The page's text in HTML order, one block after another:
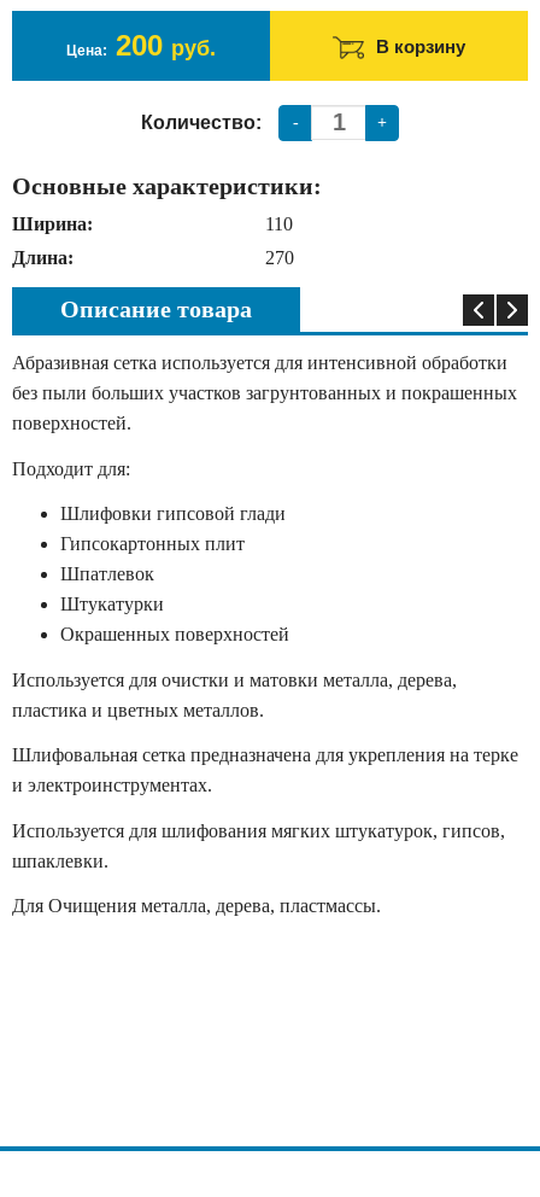
Цена: 200 руб. В корзину
Количество: - +
Основные характеристики:
Ширина:
110
Длина:
270
Описание товара
Абразивная сетка используется для интенсивной обработки
без пыли больших участков загрунтованных и покрашенных
поверхностей.
Подходит для:
Шлифовки гипсовой глади
Гипсокартонных плит
Шпатлевок
Штукатурки
Окрашенных поверхностей
Используется для очистки и матовки металла, дерева,
пластика и цветных металлов.
Шлифовальная сетка предназначена для укрепления на терке
и электроинструментах.
Используется для шлифования мягких штукатурок, гипсов,
шпаклевки.
Для Очищения металла, дерева, пластмассы.